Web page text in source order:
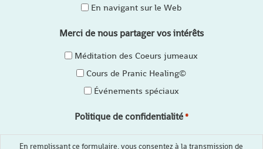
En navigant sur le Web
Merci de nous partager vos intérêts
Méditation des Coeurs jumeaux
Cours de Pranic Healing©
Événements spéciaux
Politique de confidentialité*
En remplissant ce formulaire, vous consentez à la transmission de